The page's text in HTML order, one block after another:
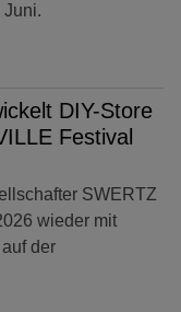
Juni.
DIY-Store
Festival
SWERTZ
wieder mit
der